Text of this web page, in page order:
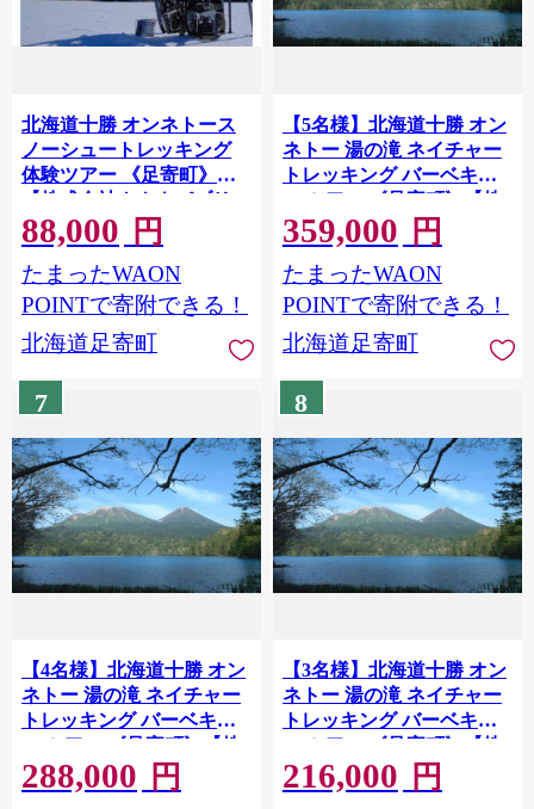
北海道十勝 オンネトース
ノーシュートレッキング
体験ツアー 《足寄町》
【株式会社クナウパブリッ
シング】北海道旅行 体験
アウトドア スノーシュー
カフェ 雪遊び 旅行 オンネ
トー [BEAY020]
88,000 円
たまったWAON
POINTで寄附できる！
北海道足寄町
【5名様】北海道十勝 オン
ネトー 湯の滝 ネイチャー
トレッキング バーベキュ
ー ツアー 《足寄町》【株
式会社クナウパブリッシン
グ】北海道旅行 体験 アウ
トドア ネイチャートレッ
キング バーベキュー オン
359,000 円
たまったWAON
POINTで寄附できる！
北海道足寄町
7
【4名様】北海道十勝 オン
ネトー 湯の滝 ネイチャー
トレッキング バーベキュ
ー ツアー 《足寄町》【株
式会社クナウパブリッシン
グ】北海道旅行 体験 アウ
288,000 円
8
【3名様】北海道十勝 オン
ネトー 湯の滝 ネイチャー
トレッキング バーベキュ
ー ツアー 《足寄町》【株
式会社クナウパブリッシン
グ】北海道旅行 体験 アウ
216,000 円